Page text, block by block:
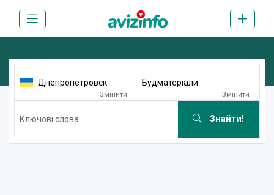
Днепропетровск
Змінити
Будматеріали
Змінити
Знайти!